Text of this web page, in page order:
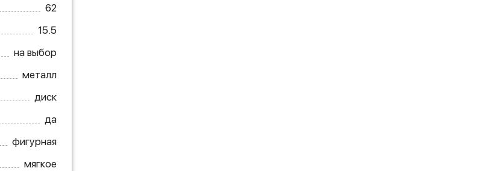
62
15.5
на выбор
металл
диск
да
фигурная
мягкое